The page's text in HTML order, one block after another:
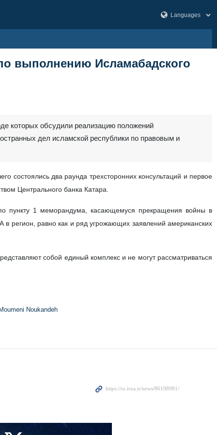
выполнению Исламабадского
которых обсудили реализацию положений
дел исламской республики по правовым и
состоялись два раунда трехсторонних консультаций и первое
Центрального банка Катара.
пункту 1 меморандума, касающемуся прекращения войны в
регион, равно как и ряд угрожающих заявлений американских
собой единый комплекс и не могут рассматриваться
Noukandeh